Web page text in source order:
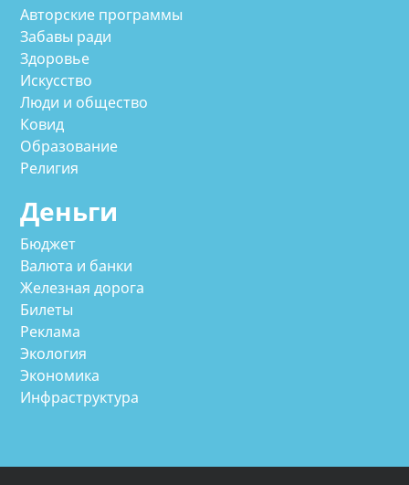
Авторские программы
Забавы ради
Здоровье
Искусство
Люди и общество
Ковид
Образование
Религия
Деньги
Бюджет
Валюта и банки
Железная дорога
Билеты
Реклама
Экология
Экономика
Инфраструктура